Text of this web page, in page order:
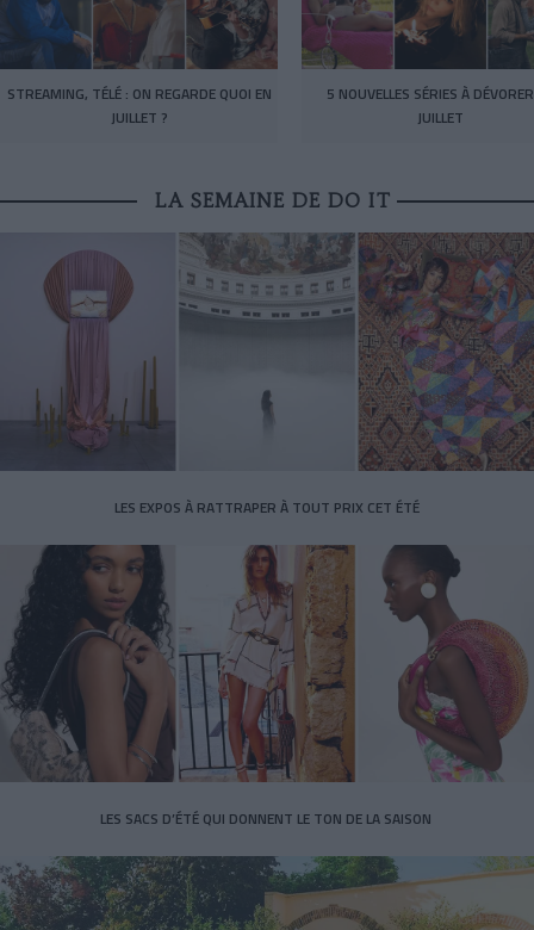
STREAMING, TÉLÉ : ON REGARDE QUOI EN
JUILLET ?
5 NOUVELLES SÉRIES À
JUILLET
LA SEMAINE DE DO IT
LES EXPOS À RATTRAPER À TOUT PRIX CET ÉTÉ
LES SACS D’ÉTÉ QUI DONNENT LE TON DE LA SAISON